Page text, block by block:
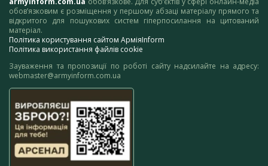
обов’язковим є розміщення у першому абзаці матеріалу прямого та
відкритого для пошукових систем гіперпосилання на цитований
матеріал.
Політика користування сайтом АрміяInform
Політика використання файлів cookie
Зауваження та пропозиції по роботі сайту надсилайте на адресу:
webmaster@armyinform.com.ua